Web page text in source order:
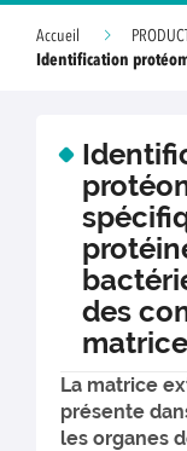
Accueil
Identification
des
La matrice
présente
les organes